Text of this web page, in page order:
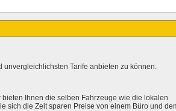
unvergleichlichsten Tarife anbieten zu können.
Ihnen die selben Fahrzeuge wie die lokalen
sich die Zeit sparen Preise von einem Büro und